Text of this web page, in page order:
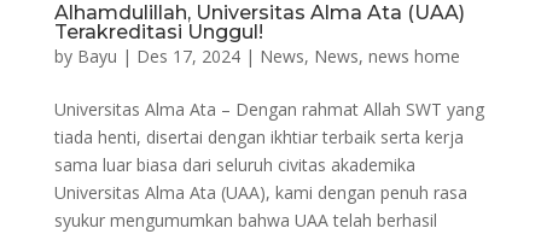
Alhamdulillah, Universitas Alma Ata (UAA)
Terakreditasi Unggul!
by Bayu | Des 17, 2024| News, News, news home
Universitas Alma Ata – Dengan rahmat Allah SWT yang
tiada henti, disertai dengan ikhtiar terbaik serta kerja
sama luar biasa dari seluruh civitas akademika
Universitas Alma Ata (UAA), kami dengan penuh rasa
syukur mengumumkan bahwa UAA telah berhasil